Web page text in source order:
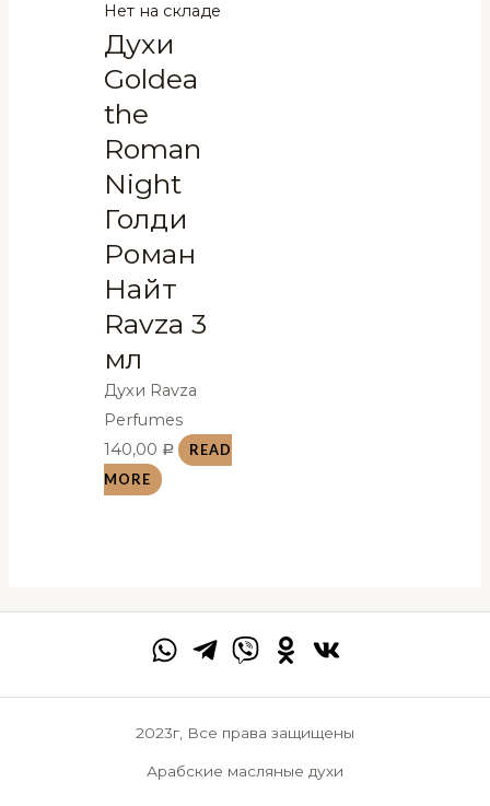
Нет на складе
Духи
Goldea
the
Roman
Night
Голди
Роман
Найт
Ravza 3
мл
Духи Ravza
Perfumes
140,00 Р
READ
MORE
2023г, Все права защищены
Арабские масляные духи